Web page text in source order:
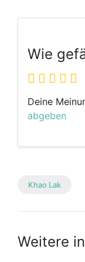
Wie
Deine
abgeben
Khao Lak
Weitere